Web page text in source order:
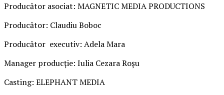
Producător asociat: MAGNETIC MEDIA PRODUCTIONS
Producător: Claudiu Boboc
Producător executiv: Adela Mara
Manager producție: Iulia Cezara Roșu
Casting: ELEPHANT MEDIA